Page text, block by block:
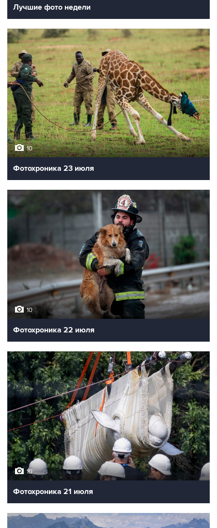
Лучшие фото недели
10
Фотохроника 23 июля
10
Фотохроника 22 июля
10
Фотохроника 21 июля